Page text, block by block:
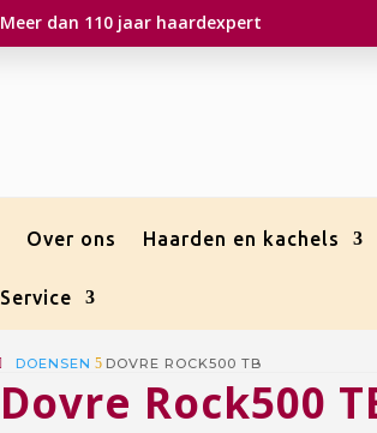
Meer dan 110 jaar haardexpert
Over ons Haarden en kachels
Service
DOENSEN 5 DOVRE ROCK500 TB
Dovre Rock500